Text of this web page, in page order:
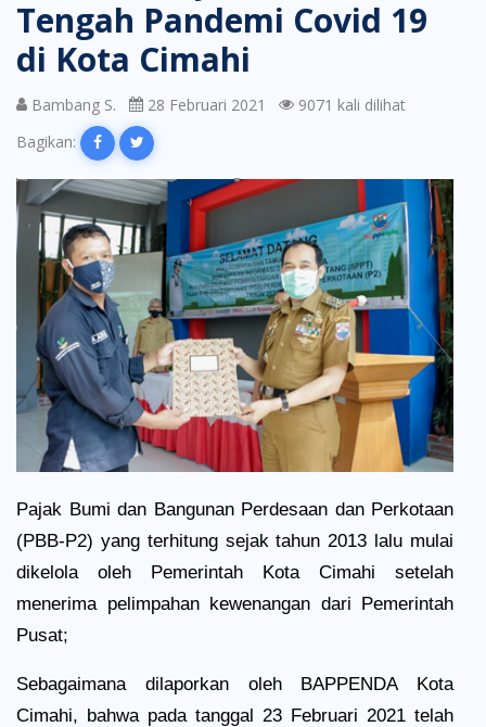
Tengah Pandemi Covid 19
di Kota Cimahi
Bambang S. 28 Februari 2021
9071 kali dilihat
Bagikan:
Pajak Bumi dan Bangunan Perdesaan dan Perkotaan
(PBB-P2) yang terhitung sejak tahun 2013 lalu mulai
dikelola oleh Pemerintah Kota Cimahi setelah
menerima pelimpahan kewenangan dari Pemerintah
Pusat;
Sebagaimana dilaporkan oleh BAPPENDA Kota
Cimahi, bahwa pada tanggal 23 Februari 2021 telah